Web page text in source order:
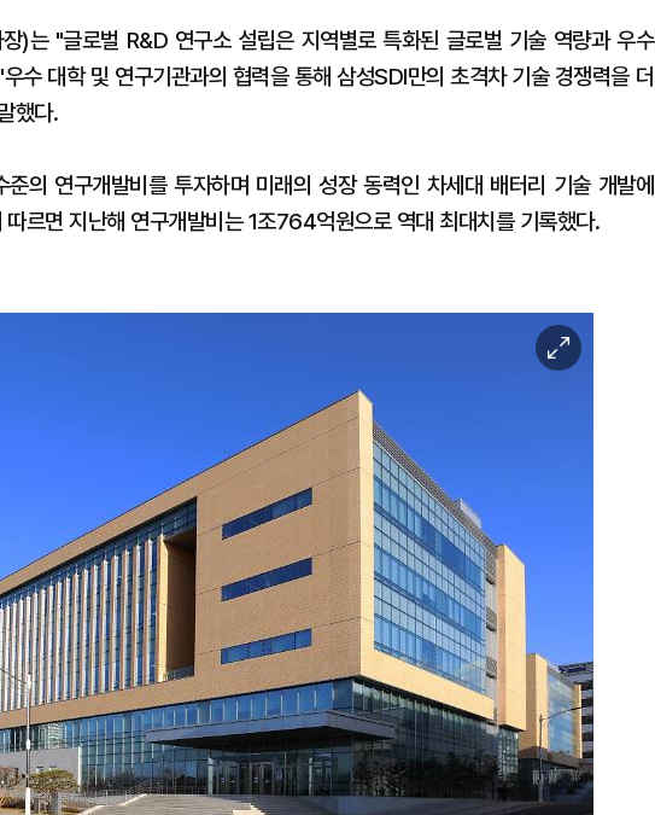
)는 "글로벌 R&D 연구소 설립은 지역별로 특화된 글로벌 기술 역량과 우수
수 대학 및 연구기관과의 협력을 통해 삼성SDI만의 초격차 기술 경쟁력을 더
했다.
의 연구개발비를 투자하며 미래의 성장 동력인 차세대 배터리 기술 개발에
르면 지난해 연구개발비는 1조764억원으로 역대 최대치를 기록했다.
이
미